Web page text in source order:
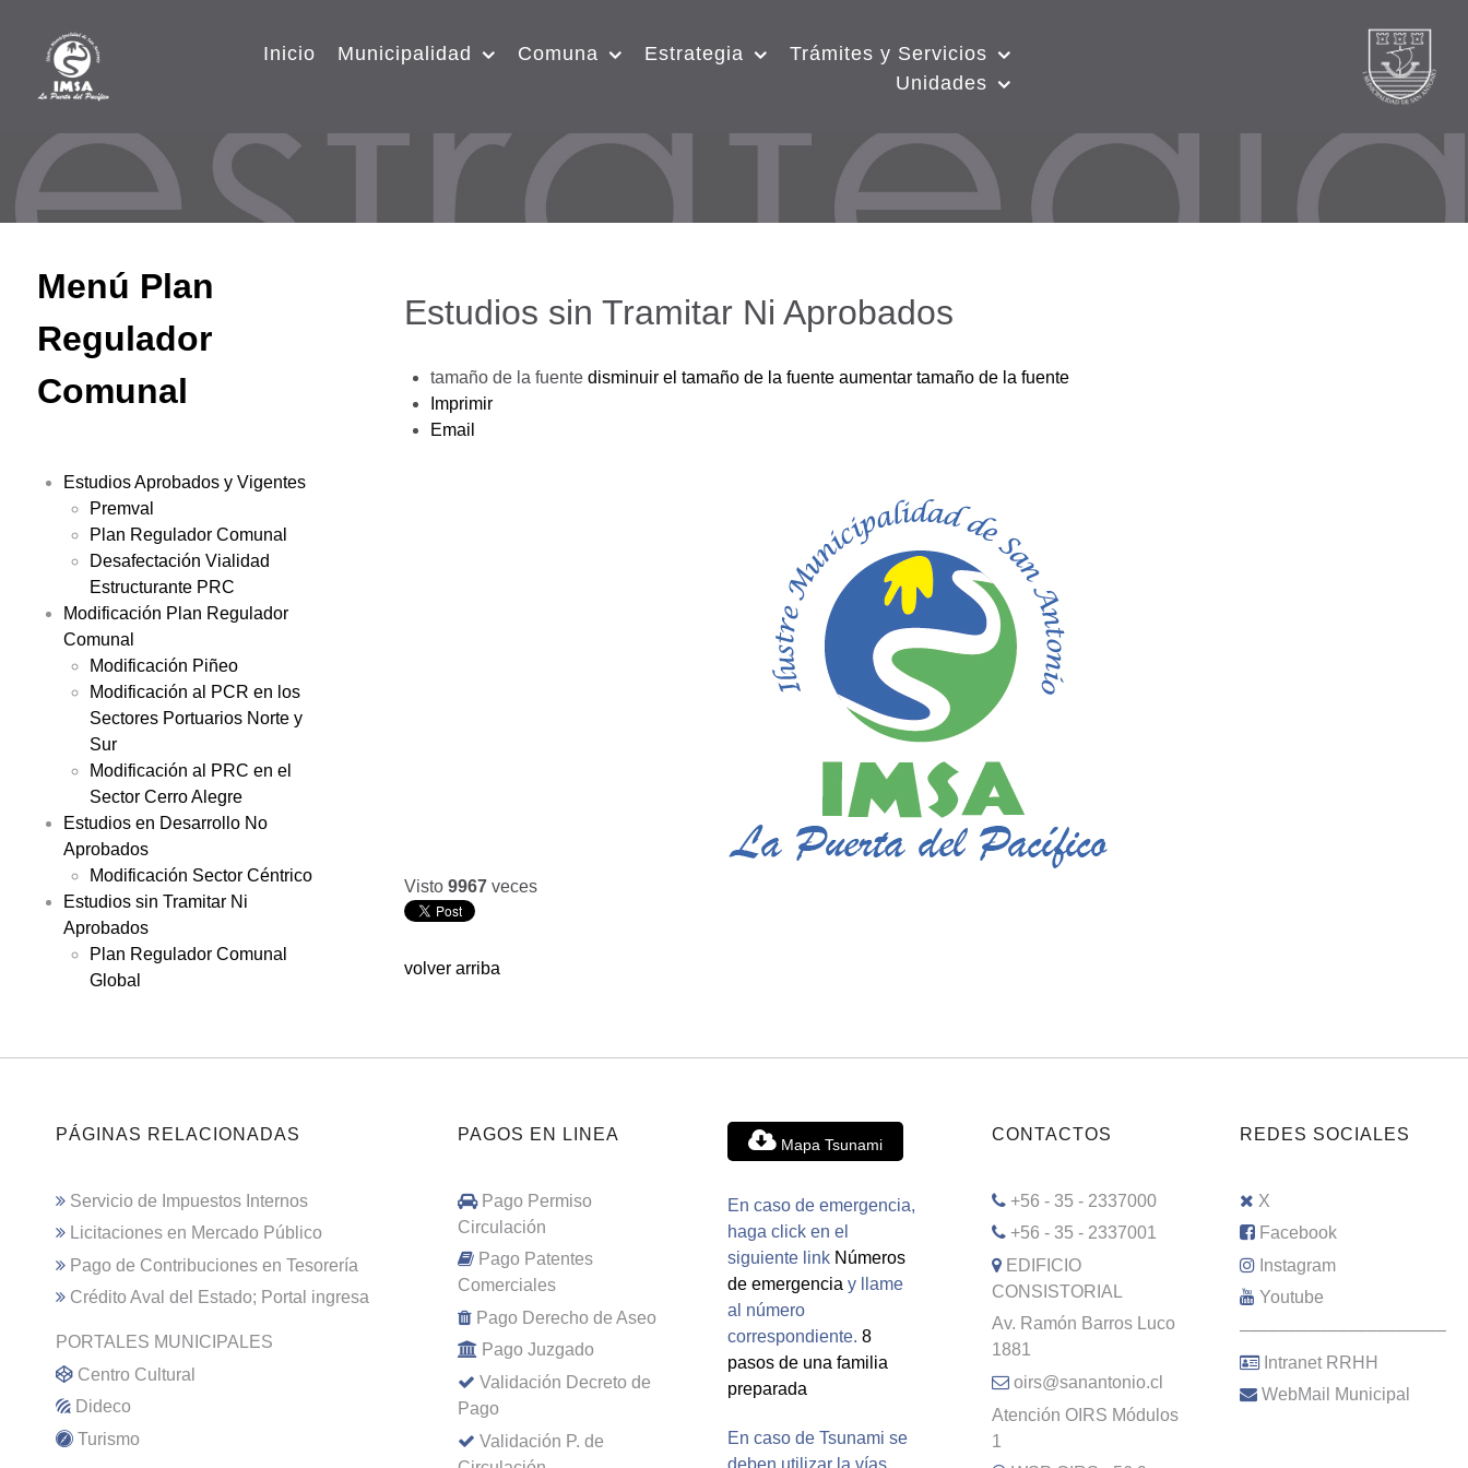
Inicio Municipalidad Comuna Estrategia
Trámites y Servicios
Unidades
Menú Plan
Regulador
Comunal
Estudios Aprobados y Vigentes
Premval
Plan Regulador Comunal
Desafectación Vialidad
Estructurante PRC
Modificación Plan Regulador
Comunal
Modificación Piñeo
Modificación al PCR en los
Sectores Portuarios Norte y
Sur
Modificación al PRC en el
Sector Cerro Alegre
Estudios en Desarrollo No
Aprobados
Modificación Sector Céntrico
Estudios sin Tramitar Ni
Aprobados
Plan Regulador Comunal
Global
Estudios sin Tramitar Ni Aprobados
tamaño de la fuente disminuir el tamaño de la fuente aumentar tamaño de la fuente
Imprimir
Email
Visto 9967 veces
volver arriba
PÁGINAS RELACIONADAS
Servicio de Impuestos Internos
Licitaciones en Mercado Público
Pago de Contribuciones en Tesorería
Crédito Aval del Estado; Portal ingresa
PORTALES MUNICIPALES
Centro Cultural
Dideco
Turismo
PAGOS EN LINEA
Pago Permiso
Circulación
Pago Patentes
Comerciales
Pago Derecho de Aseo
Pago Juzgado
Validación Decreto de
Pago
Validación P. de
Mapa Tsunami
En caso de emergencia,
haga click en el
siguiente link Números
de emergencia y llame
al número
correspondiente. 8
pasos de una familia
preparada
En caso de Tsunami se
deben utilizar la vías
CONTACTOS
+56 - 35 - 2337000
+56 - 35 - 2337001
EDIFICIO
CONSISTORIAL
Av. Ramón Barros Luco
1881
oirs@sanantonio.cl
Atención OIRS Módulos
1
REDES SOCIALES
X
Facebook
Instagram
Youtube
–––––––––––––––––––––
Intranet RRHH
WebMail Municipal